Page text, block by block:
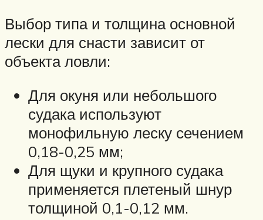
Выбор типа и толщина основной
лески для снасти зависит от
объекта ловли:
Для окуня или небольшого
судака используют
монофильную леску сечением
0,18-0,25 мм;
Для щуки и крупного судака
применяется плетеный шнур
толщиной 0,1-0,12 мм.